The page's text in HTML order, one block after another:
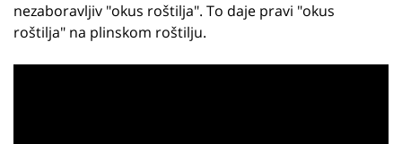
nezaboravljiv "okus roštilja". To daje pravi "okus
roštilja" na plinskom roštilju.